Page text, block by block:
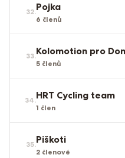
32.Pojka
6 členů
33.Kolomotion pro
5 členů
34.HRT Cycling team
1 člen
35.Piškoti
2 členové